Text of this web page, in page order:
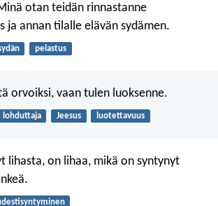
otan teidän rinnastanne
ja annan tilalle elävän sydämen.
pelastus
orvoiksi, vaan tulen luoksenne.
lohduttaja Jeesus luotettavuus
lihasta, on lihaa, mikä on syntynyt